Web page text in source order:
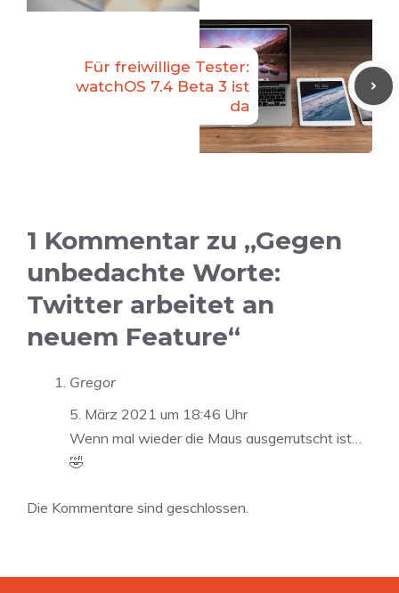
Für freiwillige Tester:
watchOS 7.4 Beta 3 ist
da
1 Kommentar zu „Gegen
unbedachte Worte:
Twitter arbeitet an
neuem Feature“
Gregor
5. März 2021 um 18:46 Uhr
Wenn mal wieder die Maus ausgerrutscht ist…
🤣
Die Kommentare sind geschlossen.